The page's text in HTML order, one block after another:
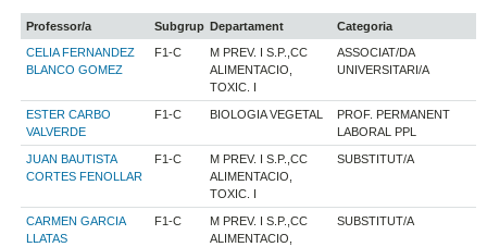
Professor/a Subgrup Departament
Categoria
CELIA FERNANDEZ
BLANCO GOMEZ
F1-C
M PREV. I S.P.,CC
ALIMENTACIO,
TOXIC. I
ASSOCIAT/DA
UNIVERSITARI/A
ESTER CARBO
VALVERDE
F1-C BIOLOGIA VEGETAL
PROF. PERMANENT
LABORAL PPL
JUAN BAUTISTA
CORTES FENOLLAR
F1-C
M PREV. I S.P.,CC
ALIMENTACIO,
TOXIC. I
SUBSTITUT/A
CARMEN GARCIA
LLATAS
F1-C
M PREV. I S.P.,CC
ALIMENTACIO,
SUBSTITUT/A